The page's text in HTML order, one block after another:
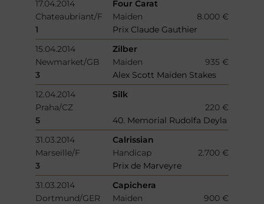
17.04.2014
Four Carat
Chateaubriant/F
Maiden
8.000 €
1
Prix Claude Gauthier
15.04.2014
Zilber
Newmarket/GB
Maiden
935 €
3
Alex Scott Maiden Stakes
12.04.2014
Silk
Praha/CZ
220 €
5
40. Memorial Rudolfa Deyla
31.03.2014
Calrissian
Marseille/F
Handicap
2.700 €
3
Prix de Marveyre
31.03.2014
Capichera
Dortmund/GER
Maiden
900 €